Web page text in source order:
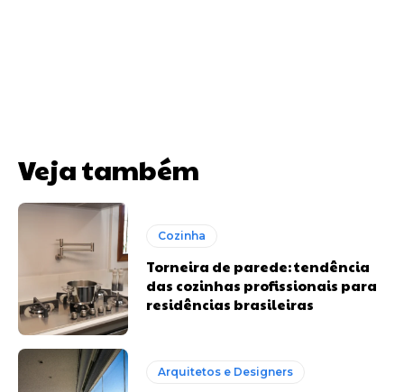
Veja também
Cozinha
Torneira de parede: tendência
das cozinhas profissionais para
residências brasileiras
Arquitetos e Designers